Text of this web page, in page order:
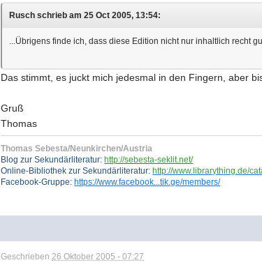
Rusch schrieb am 25 Oct 2005, 13:54:
...Übrigens finde ich, dass diese Edition nicht nur inhaltlich recht
Das stimmt, es juckt mich jedesmal in den Fingern, aber
Gruß
Thomas
Thomas Sebesta/Neunkirchen/Austria
Blog zur Sekundärliteratur: http://sebesta-seklit.net/
Online-Bibliothek zur Sekundärliteratur: http://www.librarything.de/
Facebook-Gruppe: https://www.facebook...tik.ge/members/
Geschrieben26 Oktober 2005 - 07:27